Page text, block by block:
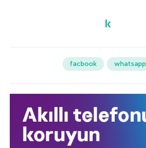
facbook whatsapp